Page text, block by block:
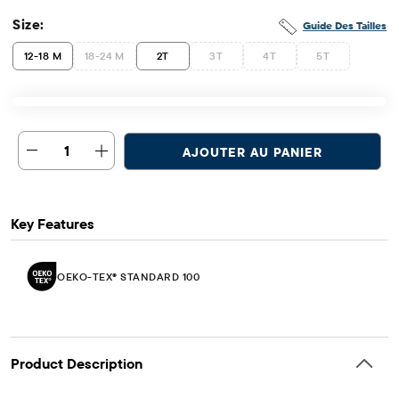
Guide Des Tailles
Size:
12-18 M 18-24 M 2T 3T 4T 5T
1 AJOUTER AU PANIER
Key Features
OEKO-TEX® STANDARD 100
Product Description